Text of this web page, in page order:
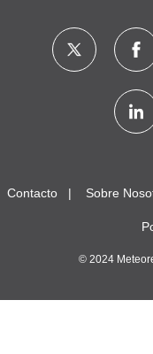
Contacto Sobre
© 2024